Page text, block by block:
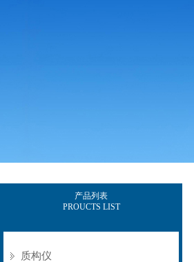
产品列表
PROUCTS LIST
质构仪